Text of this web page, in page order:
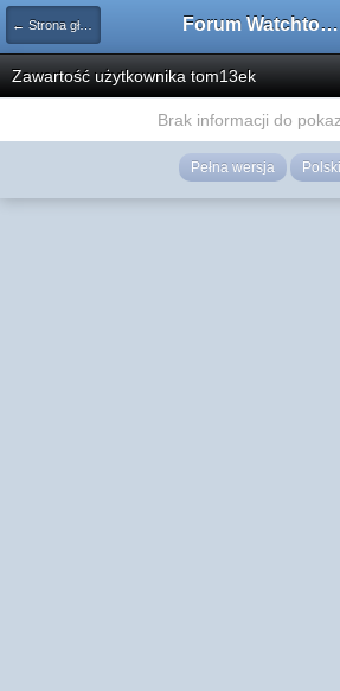
← Strona główna Forum Watchtower
Zawartość użytkownika tom13ek
Brak informacji do
Pełna wersja Polski